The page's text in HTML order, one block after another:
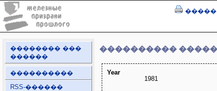
�������� ���
������
����������
RSS-������
����������
Year
1981